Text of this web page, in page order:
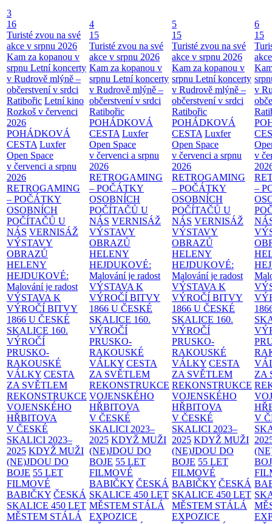
3
16
Turisté zvou na své
akce v srpnu 2026
Kam za kopanou v
srpnu Letní koncerty
v Rudrově mlýně –
občerstvení v srdci
Ratibořic Letní kino
Rozkoš v červenci
2026
POHÁDKOVÁ
CESTA Luxfer
Open Space
v červenci a srpnu
2026
RETROGAMING
– POČÁTKY
OSOBNÍCH
POČÍTAČŮ U
NÁS VERNISÁŽ
VÝSTAVY
OBRAZŮ
HELENY
HEJDUKOVÉ:
Malování je radost
VÝSTAVA K
VÝROČÍ BITVY
1866 U ČESKÉ
SKALICE 160.
VÝROČÍ
PRUSKO-
RAKOUSKÉ
VÁLKY CESTA
ZA SVĚTLEM
REKONSTRUKCE
VOJENSKÉHO
HŘBITOVA
V ČESKÉ
SKALICI 2023–
2025 KDYŽ MUŽI
(NE)JDOU DO
BOJE 55 LET
FILMOVÉ
BABIČKY ČESKÁ
SKALICE 450 LET
MĚSTEM STÁLÁ
4
15
Turisté zvou na své
akce v srpnu 2026
Kam za kopanou v
srpnu Letní koncerty
v Rudrově mlýně –
občerstvení v srdci
Ratibořic
POHÁDKOVÁ
CESTA Luxfer
Open Space
v červenci a srpnu
2026
RETROGAMING
– POČÁTKY
OSOBNÍCH
POČÍTAČŮ U
NÁS VERNISÁŽ
VÝSTAVY
OBRAZŮ
HELENY
HEJDUKOVÉ:
Malování je radost
VÝSTAVA K
VÝROČÍ BITVY
1866 U ČESKÉ
SKALICE 160.
VÝROČÍ
PRUSKO-
RAKOUSKÉ
VÁLKY CESTA
ZA SVĚTLEM
REKONSTRUKCE
VOJENSKÉHO
HŘBITOVA
V ČESKÉ
SKALICI 2023–
2025 KDYŽ MUŽI
(NE)JDOU DO
BOJE 55 LET
FILMOVÉ
BABIČKY ČESKÁ
SKALICE 450 LET
MĚSTEM STÁLÁ
EXPOZICE
5
15
Turisté zvou na své
akce v srpnu 2026
Kam za kopanou v
srpnu Letní koncerty
v Rudrově mlýně –
občerstvení v srdci
Ratibořic
POHÁDKOVÁ
CESTA Luxfer
Open Space
v červenci a srpnu
2026
RETROGAMING
– POČÁTKY
OSOBNÍCH
POČÍTAČŮ U
NÁS VERNISÁŽ
VÝSTAVY
OBRAZŮ
HELENY
HEJDUKOVÉ:
Malování je radost
VÝSTAVA K
VÝROČÍ BITVY
1866 U ČESKÉ
SKALICE 160.
VÝROČÍ
PRUSKO-
RAKOUSKÉ
VÁLKY CESTA
ZA SVĚTLEM
REKONSTRUKCE
VOJENSKÉHO
HŘBITOVA
V ČESKÉ
SKALICI 2023–
2025 KDYŽ MUŽI
(NE)JDOU DO
BOJE 55 LET
FILMOVÉ
BABIČKY ČESKÁ
SKALICE 450 LET
MĚSTEM STÁLÁ
EXPOZICE
6
15
v
v
–
ZA
V